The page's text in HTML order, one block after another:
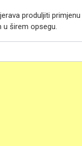
produljiti
u širem opsegu.